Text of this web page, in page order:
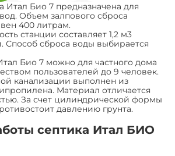
Итал Био 7 предназначена для
Объем залпового сброса
400 литрам.
станции составляет 1,2 м3
Способ сброса воды выбирается
Био 7 можно для частного дома
пользователей до 9 человек.
канализации выполнен из
Материал отличается
За счет цилиндрической формы
давлению грунта.
септика Итал БИО